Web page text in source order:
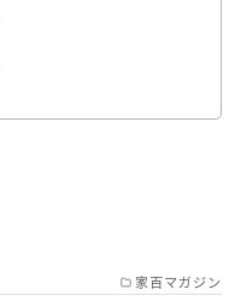
/池田町/大
家百マガジン